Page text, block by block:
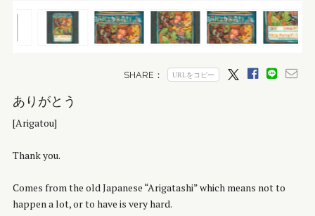
ありがとう
[Arigatou]
Thank you.
Comes from the old Japanese “Arigatashi” which means not to
happen a lot, or to have is very hard.